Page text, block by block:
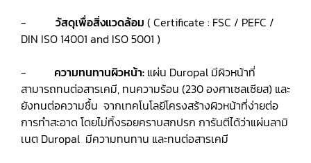
- วัสดุเพื่อสิ่งแวดล้อม ( Certificate : FSC / PEFC /
DIN ISO 14001 and ISO 5001 )
- ความทนทานผิวหน้า: แผ่น Duropal มีผิวหน้าที่
สามารถทนต่อสารเคมี, ทนความร้อน (230 องศาเซลเซียส) และ
ยังทนต่อความชื้น จากเทคโนโลยีโครงสร้างผิวหน้าที่ง่ายต่อ
การทำสะอาด โดยไม่ทิ้งรอยคราบสกปรก การันตีได้ว่าแผ่นลามิ
เนต Duropal มีความทนทาน และทนต่อสารเคมี